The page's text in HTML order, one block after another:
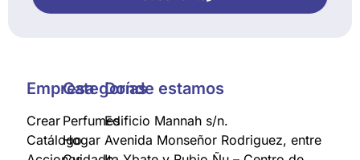
Empresa
Crear
Catálogo
Categorías
Perfumes
Hogar
Donde estamos
Edificio Mannah s/n.
Avenida Monseñor Rodriguez, entre